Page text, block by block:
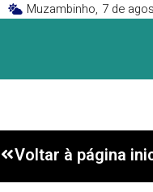
Muzambinho, 7 de
Voltar à página